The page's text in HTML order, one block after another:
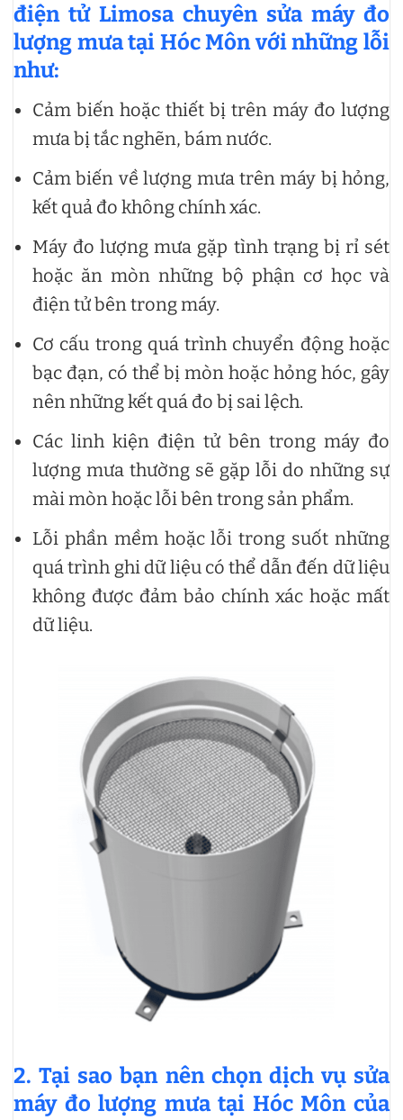
điện tử Limosa chuyên sửa máy đo
lượng mưa tại Hóc Môn với những lỗi
như:
Cảm biến hoặc thiết bị trên máy đo lượng
mưa bị tắc nghẽn, bám nước.
Cảm biến về lượng mưa trên máy bị hỏng,
kết quả đo không chính xác.
Máy đo lượng mưa gặp tình trạng bị rỉ sét
hoặc ăn mòn những bộ phận cơ học và
điện tử bên trong máy.
Cơ cấu trong quá trình chuyển động hoặc
bạc đạn, có thể bị mòn hoặc hỏng hóc, gây
nên những kết quá đo bị sai lệch.
Các linh kiện điện tử bên trong máy đo
lượng mưa thường sẽ gặp lỗi do những sự
mài mòn hoặc lỗi bên trong sản phẩm.
Lỗi phần mềm hoặc lỗi trong suốt những
quá trình ghi dữ liệu có thể dẫn đến dữ liệu
không được đảm bảo chính xác hoặc mất
dữ liệu.
2. Tại sao bạn nên chọn dịch vụ sửa
máy đo lượng mưa tại Hóc Môn của